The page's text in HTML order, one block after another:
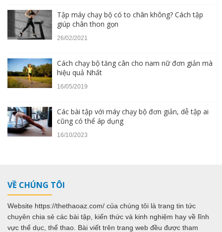
Tập máy chạy bộ có to chân không? Cách tập
giúp chân thon gọn
26/02/2021
Cách chạy bộ tăng cân cho nam nữ đơn giản mà
hiệu quả Nhất
16/05/2019
Các bài tập với máy chạy bộ đơn giản, dễ tập ai
cũng có thể áp dụng
16/10/2023
VỀ CHÚNG TÔI
Website https://thethaoaz.com/ của chúng tôi là trang tin tức
chuyên chia sẻ các bài tập, kiến thức và kinh nghiệm hay về lĩnh
vực thể dục, thể thao. Bài viết trên trang web đều được tham